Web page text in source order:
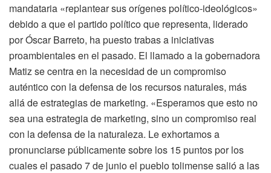
mandataria «replantear sus orígenes político-ideológicos»
debido a que el partido político que representa, liderado
por Óscar Barreto, ha puesto trabas a iniciativas
proambientales en el pasado. El llamado a la gobernadora
Matiz se centra en la necesidad de un compromiso
auténtico con la defensa de los recursos naturales, más
allá de estrategias de marketing. «Esperamos que esto no
sea una estrategia de marketing, sino un compromiso real
con la defensa de la naturaleza. Le exhortamos a
pronunciarse públicamente sobre los 15 puntos por los
cuales el pasado 7 de junio el pueblo tolimense salió a las